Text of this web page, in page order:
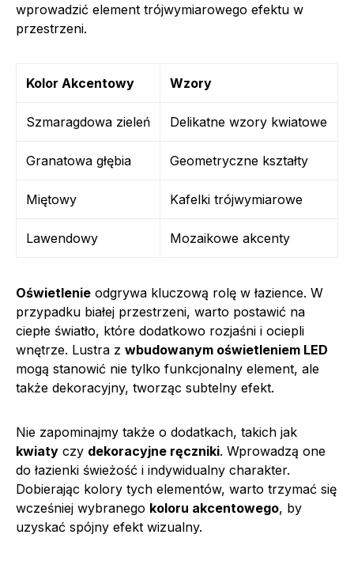
wprowadzić element trójwymiarowego efektu w
przestrzeni.
Kolor Akcentowy Wzory
Szmaragdowa zieleń Delikatne wzory kwiatowe
Granatowa głębia Geometryczne kształty
Miętowy Kafelki trójwymiarowe
Lawendowy Mozaikowe akcenty
Oświetlenie odgrywa kluczową rolę w łazience. W
przypadku białej przestrzeni, warto postawić na
ciepłe światło, które dodatkowo rozjaśni i ociepli
wnętrze. Lustra z wbudowanym oświetleniem LED
mogą stanowić nie tylko funkcjonalny element, ale
także dekoracyjny, tworząc subtelny efekt.
Nie zapominajmy także o dodatkach, takich jak
kwiaty czy dekoracyjne ręczniki. Wprowadzą one
do łazienki świeżość i indywidualny charakter.
Dobierając kolory tych elementów, warto trzymać się
wcześniej wybranego koloru akcentowego, by
uzyskać spójny efekt wizualny.